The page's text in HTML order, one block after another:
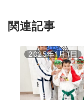
ョ
ン
関連記事
2025年1月1日